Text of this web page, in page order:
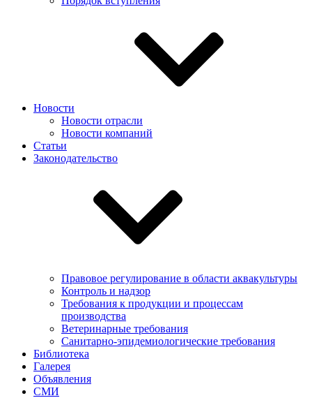
Новости
Новости отрасли
Новости компаний
Статьи
Законодательство
Правовое регулирование в области аквакультуры
Контроль и надзор
Требования к продукции и процессам
производства
Ветеринарные требования
Санитарно-эпидемиологические требования
Библиотека
Галерея
Объявления
СМИ